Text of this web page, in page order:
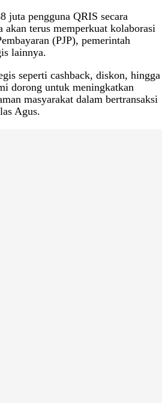
juta pengguna QRIS secara
akan terus memperkuat kolaborasi
(PJP), pemerintah
lainnya.
seperti cashback, diskon, hingga
dorong untuk meningkatkan
masyarakat dalam bertransaksi
Agus.